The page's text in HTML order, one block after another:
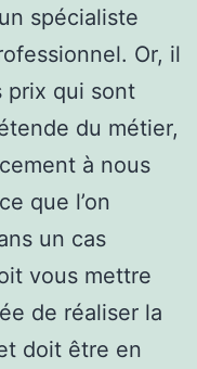
spécialiste
Or, il
prix qui sont
du métier,
à nous
que l’on
un cas
vous mettre
de réaliser la
doit être en